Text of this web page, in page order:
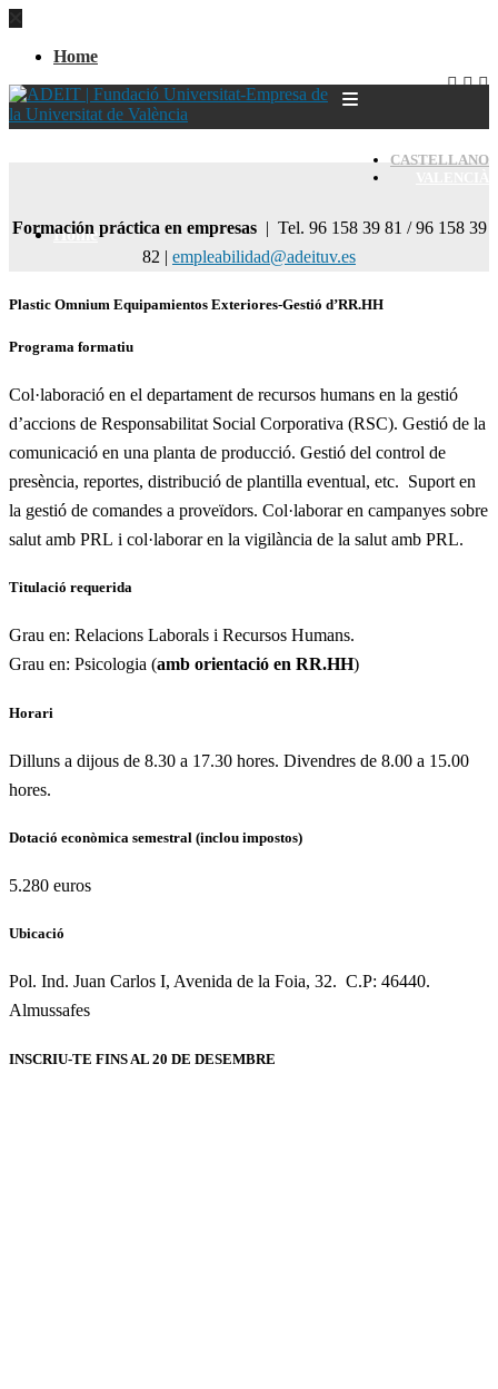
Home
CASTELLANO
Home
Formación práctica en empresas | Tel. 96 158 39 81 / 96 158 39
82 | empleabilidad@adeituv.es
Plastic Omnium Equipamientos Exteriores-Gestió d’RR.HH
Programa formatiu
Col·laboració en el departament de recursos humans en la gestió
d’accions de Responsabilitat Social Corporativa (RSC). Gestió de la
comunicació en una planta de producció. Gestió del control de
presència, reportes, distribució de plantilla eventual, etc. Suport en
la gestió de comandes a proveïdors. Col·laborar en campanyes sobre
salut amb PRL i col·laborar en la vigilància de la salut amb PRL.
Titulació requerida
Grau en: Relacions Laborals i Recursos Humans.
Grau en: Psicologia (amb orientació en RR.HH)
Horari
Dilluns a dijous de 8.30 a 17.30 hores. Divendres de 8.00 a 15.00
hores.
Dotació econòmica semestral (inclou impostos)
5.280 euros
Ubicació
Pol. Ind. Juan Carlos I, Avenida de la Foia, 32. C.P: 46440.
Almussafes
INSCRIU-TE FINS AL 20 DE DESEMBRE